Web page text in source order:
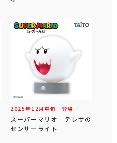
2025年 12 月 中旬 登場
スーパーマリオ テレサの
センサーライト